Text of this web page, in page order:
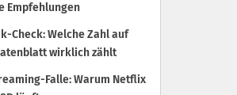
Empfehlungen
Check: Welche Zahl auf
wirklich zählt
Falle: Warum Netflix